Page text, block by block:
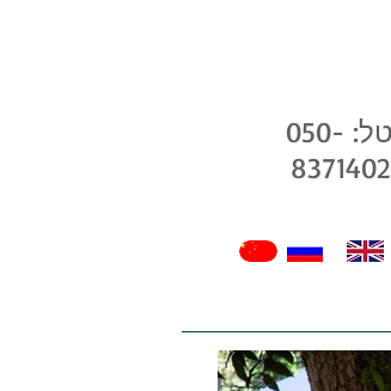
טל: 050-
8371402